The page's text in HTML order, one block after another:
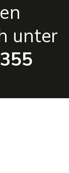
unter